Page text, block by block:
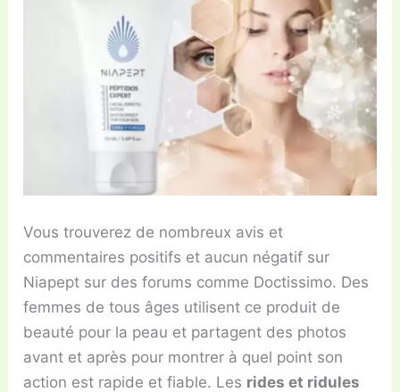
Vous trouverez de nombreux avis et
commentaires positifs et aucun négatif sur
Niapept sur des forums comme Doctissimo. Des
femmes de tous âges utilisent ce produit de
beauté pour la peau et partagent des photos
avant et après pour montrer à quel point son
action est rapide et fiable. Les rides et ridules